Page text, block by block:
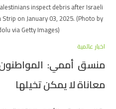
inspect debris after Israeli
on January 03, 2025. (Photo by
via Getty Images)
اخبار عالمية
منسق أممي:
معاناة لا يمكن تخيلها